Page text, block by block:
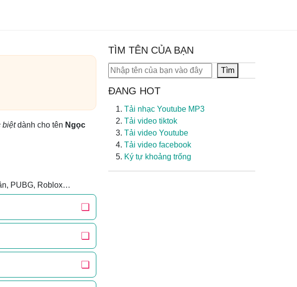
biệtdành cho tên Ngọc
PUBG, Roblox…
❏
❏
❏
TÌM TÊN CỦA BẠN
Tìm kiếm Tìm
ĐANG HOT
Tải nhạc Youtube MP3
Tải video tiktok
Tải video Youtube
Tải video facebook
Ký tự khoảng trống